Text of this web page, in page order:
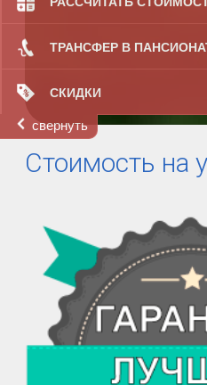
ТРАНСФЕР В
СКИДКИ
свернуть
Стоимость на